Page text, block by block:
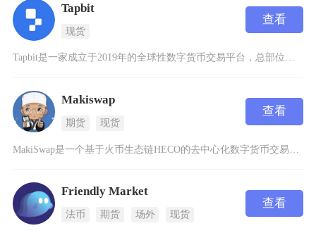
Tapbit
现货
查看
Tapbit是一家成立于2019年的全球性数字货币交易平台，总部位于新加坡，专注于为用户提
Makiswap
期货 现货
查看
Friendly Market
法币 期货 场外 现货
查看